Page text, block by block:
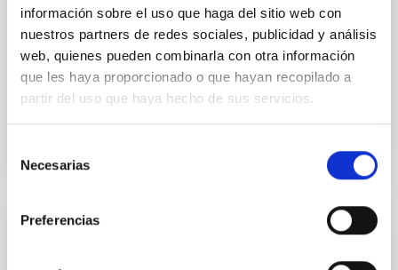
información sobre el uso que haga del sitio web con
nuestros partners de redes sociales, publicidad y análisis
web, quienes pueden combinarla con otra información
que les haya proporcionado o que hayan recopilado a
partir del uso que haya hecho de sus servicios.
Necesarias
Preferencias
La casa de control de los telescopios MAGIC , en el
Observatorio del Roque de los Muchachos (ORM), en
La Palma, luce desde hoy una nueva imagen, la del
“Enano...